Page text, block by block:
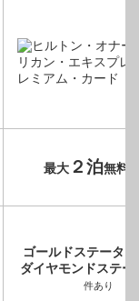
最大２泊無料
ゴールドステータス
ダイヤモンドステー
件あり